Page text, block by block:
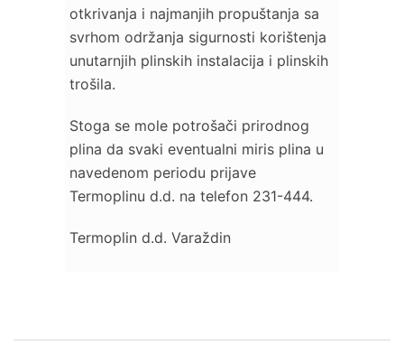
otkrivanja i najmanjih propuštanja sa
svrhom održanja sigurnosti korištenja
unutarnjih plinskih instalacija i plinskih
trošila.
Stoga se mole potrošači prirodnog
plina da svaki eventualni miris plina u
navedenom periodu prijave
Termoplinu d.d. na telefon 231-444.
Termoplin d.d. Varaždin